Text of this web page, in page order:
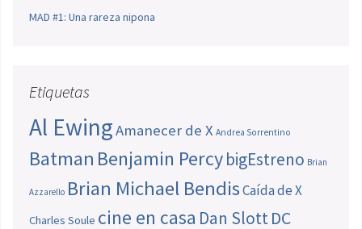
MAD #1: Una rareza nipona
Etiquetas
Al EwingAmanecer de X Andrea Sorrentino
Batman Benjamin PercybigEstreno Brian
Azzarello Brian Michael BendisCaída de X
Charles Soule cine en casa Dan SlottDC